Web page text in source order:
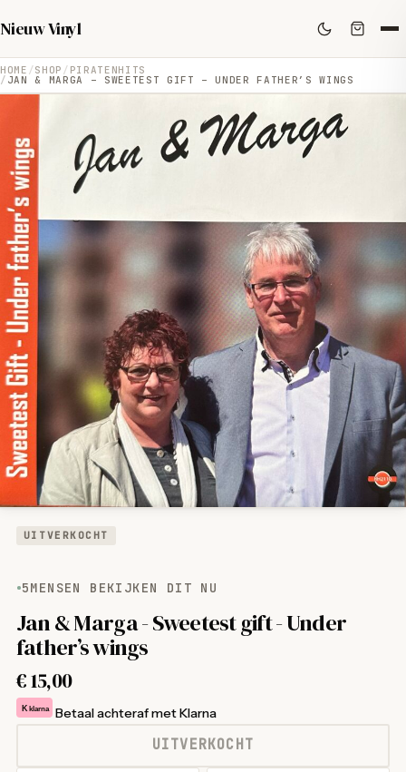
Nieuw Vinyl
HOME SHOP PIRATENHITS
JAN & MARGA – SWEETEST GIFT – UNDER FATHER’S WINGS
UITVERKOCHT
5MENSEN BEKIJKEN DIT NU
Jan & Marga - Sweetest gift - Under
father’s wings
€15,00
K klarna Betaal achteraf met Klarna
UITVERKOCHT